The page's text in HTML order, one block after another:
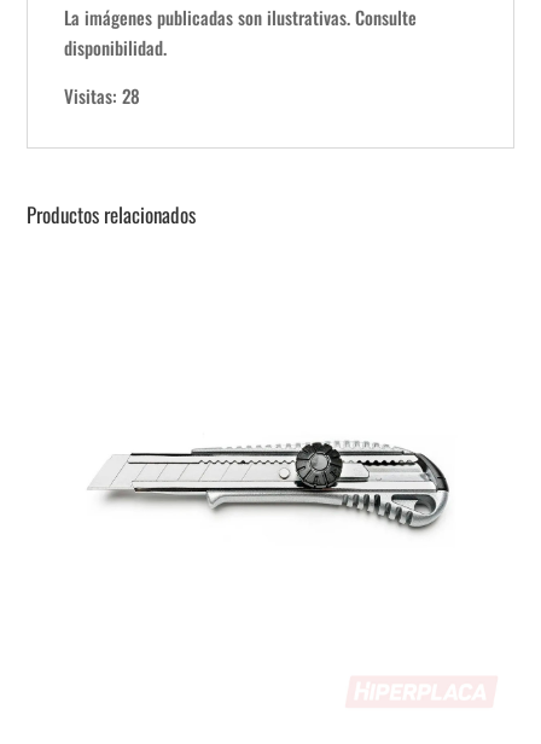
La imágenes publicadas son ilustrativas. Consulte
disponibilidad.
Visitas: 28
Productos relacionados